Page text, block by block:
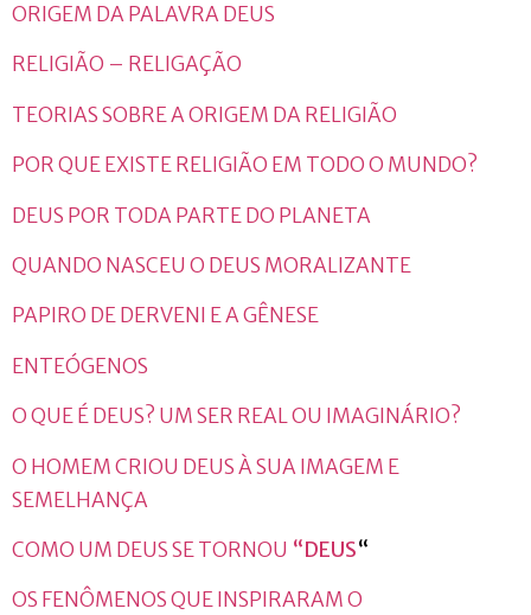
ORIGEM DA PALAVRA DEUS
RELIGIÃO – RELIGAÇÃO
TEORIAS SOBRE A ORIGEM DA RELIGIÃO
POR QUE EXISTE RELIGIÃO EM TODO O MUNDO?
DEUS POR TODA PARTE DO PLANETA
QUANDO NASCEU O DEUS MORALIZANTE
PAPIRO DE DERVENI E A GÊNESE
ENTEÓGENOS
O QUE É DEUS? UM SER REAL OU IMAGINÁRIO?
O HOMEM CRIOU DEUS À SUA IMAGEM E
SEMELHANÇA
COMO UM DEUS SE TORNOU “DEUS“
OS FENÔMENOS QUE INSPIRARAM O